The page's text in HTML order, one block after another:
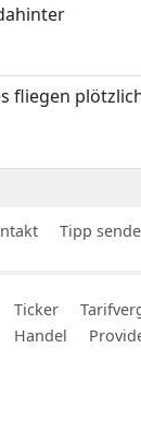
fliegen
Tipp
Ticker
Handel